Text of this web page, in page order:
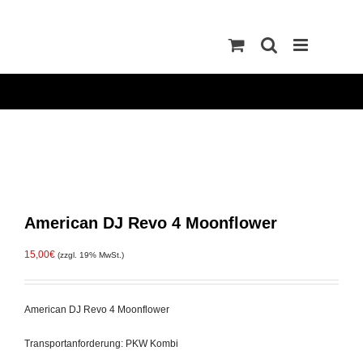
American DJ Revo 4 Moonflower
15,00€ (zzgl. 19% MwSt.)
American DJ Revo 4 Moonflower
Transportanforderung: PKW Kombi